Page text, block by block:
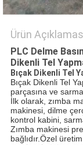
Ürün
PLC Delme
Dikenli Tel
Bıçak Dikenli Tel
Bıçak Dikenli Tel
parçasına ve
İlk olarak, zımba
makinesi, dilme
kontrol kabini,
Zımba makinesi
bağlıdır.Özel